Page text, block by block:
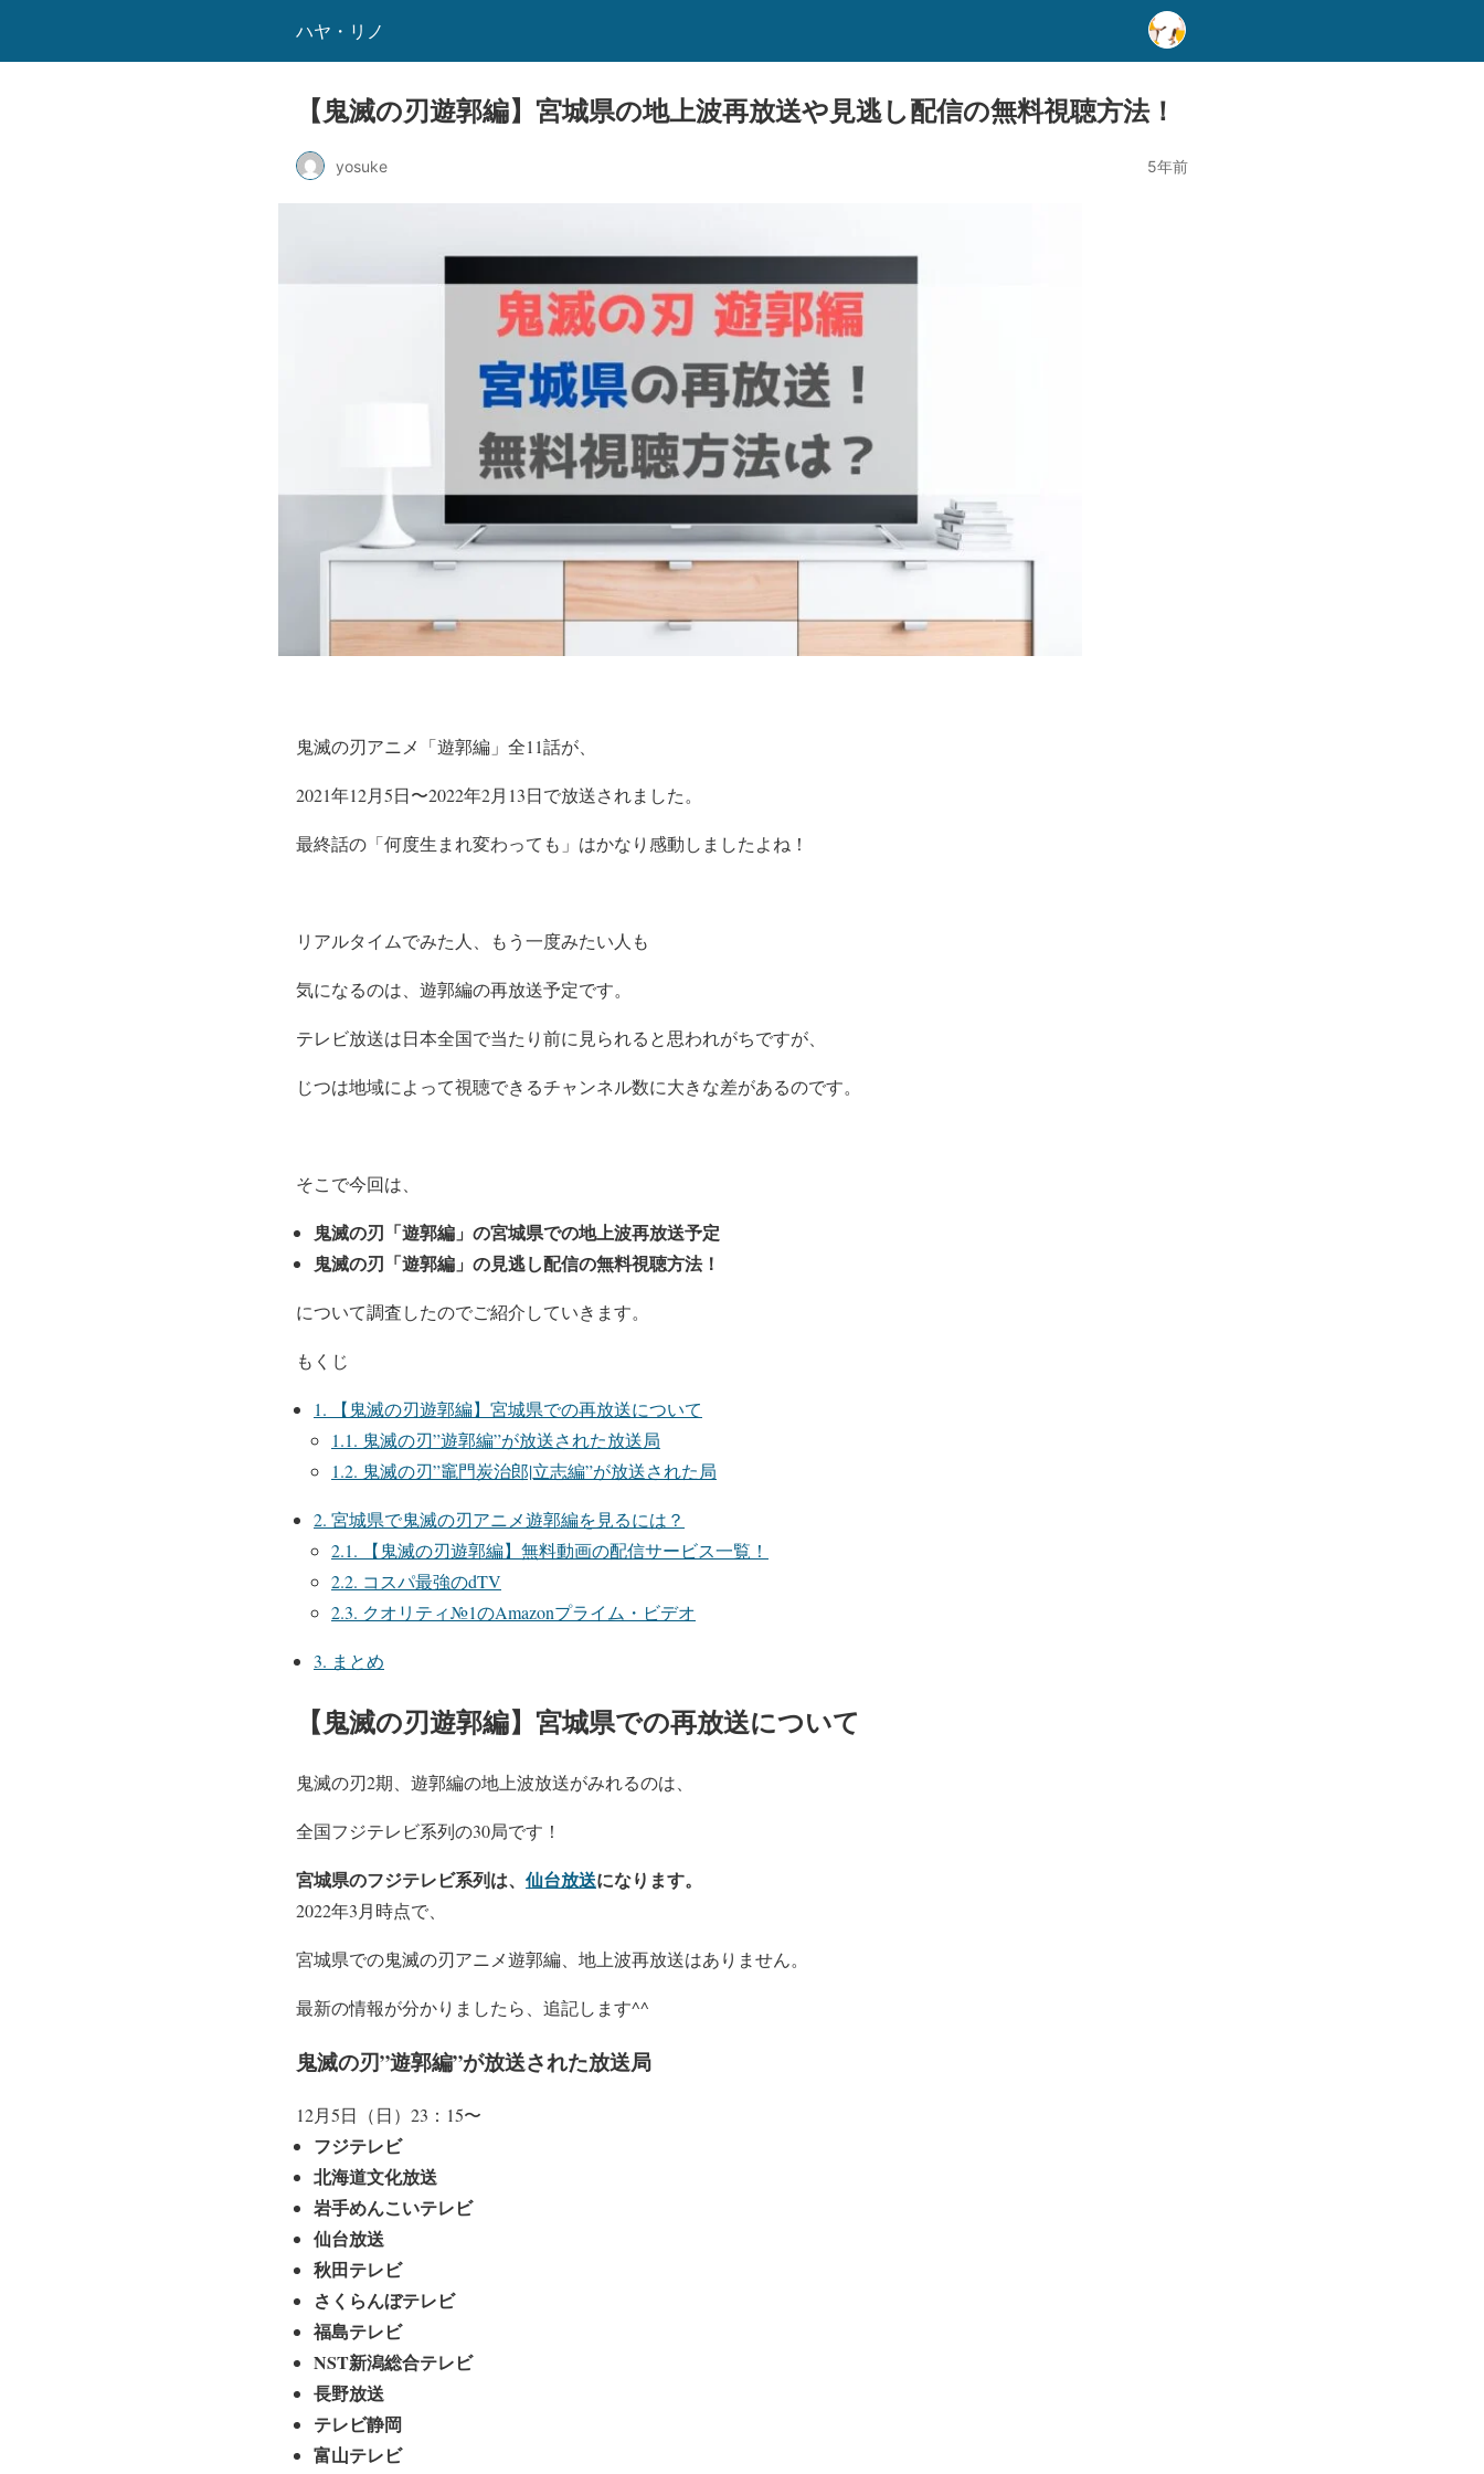
ハヤ・リノ
【鬼滅の刃遊郭編】宮城県の地上波再放送や見逃し配信の無料視聴方法！
yosuke 5年前
鬼滅の刃アニメ「遊郭編」全11話が、
2021年12月5日〜2022年2月13日で放送されました。
最終話の「何度生まれ変わっても」はかなり感動しましたよね！
リアルタイムでみた人、もう一度みたい人も
気になるのは、遊郭編の再放送予定です。
テレビ放送は日本全国で当たり前に見られると思われがちですが、
じつは地域によって視聴できるチャンネル数に大きな差があるのです。
そこで今回は、
鬼滅の刃「遊郭編」の宮城県での地上波再放送予定
鬼滅の刃「遊郭編」の見逃し配信の無料視聴方法！
について調査したのでご紹介していきます。
もくじ
1. 【鬼滅の刃遊郭編】宮城県での再放送について
1.1. 鬼滅の刃”遊郭編”が放送された放送局
1.2. 鬼滅の刃”竈門炭治郎|立志編”が放送された局
2. 宮城県で鬼滅の刃アニメ遊郭編を見るには？
2.1. 【鬼滅の刃遊郭編】無料動画の配信サービス一覧！
2.2. コスパ最強のdTV
2.3. クオリティ№1のAmazonプライム・ビデオ
3. まとめ
【鬼滅の刃遊郭編】宮城県での再放送について
鬼滅の刃2期、遊郭編の地上波放送がみれるのは、
全国フジテレビ系列の30局です！
宮城県のフジテレビ系列は、 仙台放送になります。
2022年3月時点で、
宮城県での鬼滅の刃アニメ遊郭編、地上波再放送はありません。
最新の情報が分かりましたら、追記します^^
鬼滅の刃”遊郭編”が放送された放送局
12月5日（日）23：15〜
フジテレビ
北海道文化放送
岩手めんこいテレビ
仙台放送
秋田テレビ
さくらんぼテレビ
福島テレビ
NST新潟総合テレビ
長野放送
テレビ静岡
富山テレビ